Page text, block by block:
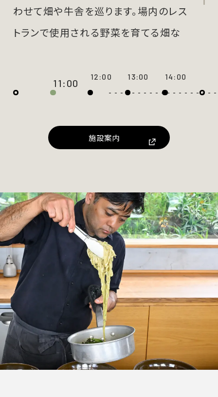
わせて畑や牛舎を巡ります。場内のレス
トランで使用される野菜を育てる畑な
景にある自然の循環と営みに触れるこ
とができます。
施設案内